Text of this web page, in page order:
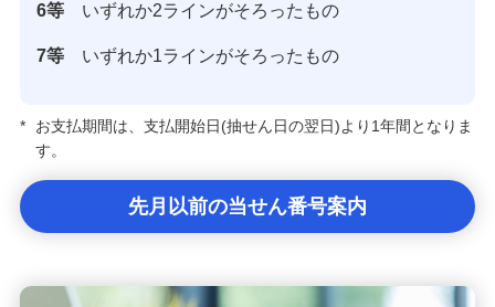
6等 いずれか2ラインがそろったもの
7等 いずれか1ラインがそろったもの
*
お支払期間は、支払開始日(抽せん日の翌日)より1年間となりま
す。
先月以前の当せん番号案内